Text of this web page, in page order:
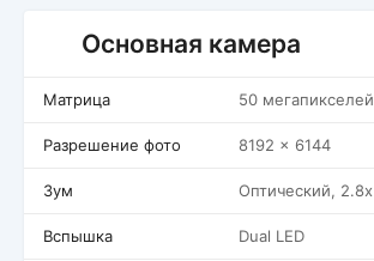
Основная камера
Матрица 50 мегапикселей
Разрешение фото 8192 x 6144
Зум Оптический, 2.8x
Вспышка Dual LED